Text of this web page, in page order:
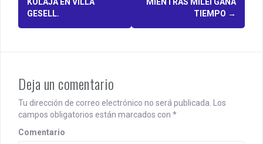
s
a
v
i
GESELL.
TIEMPO →
Deja un comentario
Tu dirección de correo electrónico no será publicada.
Los
campos obligatorios están marcados con *
Comentario